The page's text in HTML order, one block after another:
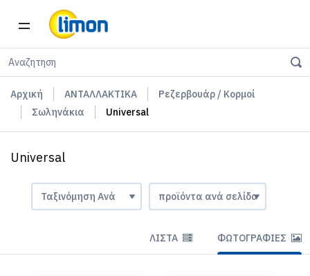
Αρχική ΑΝΤΑΛΛΑΚΤΙΚΑ
Ρεζερβουάρ / Κορμοί
Σωληνάκια
Universal
Universal
ΛΊΣΤΑ ΦΩΤΟΓΡΑΦΊΕΣ